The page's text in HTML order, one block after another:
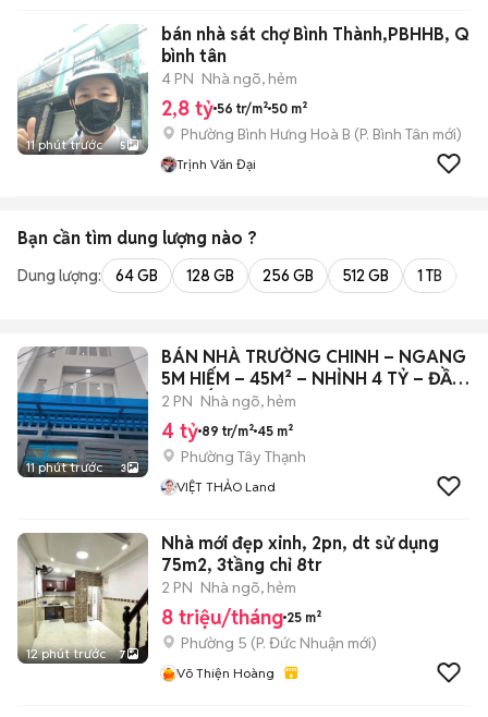
11 phút trước 5
bán nhà sát chợ Bình Thành,PBHHB, Q
bình tân
4 PN Nhà ngõ, hẻm
2,8 tỷ 56 tr/m² 50 m²
Phường Bình Hưng Hoà B (P. Bình Tân mới)
Trịnh Văn Đại
Bạn cần tìm dung lượng nào ?
Dung lượng: 64 GB 128 GB 256 GB 512 GB 1 TB
11 phút trước 3
BÁN NHÀ TRƯỜNG CHINH – NGANG
5M HIẾM – 45M² – NHỈNH 4 TỶ – ĐẦU
TƯ TỐT
2 PN Nhà ngõ, hẻm
4 tỷ 89 tr/m² 45 m²
Phường Tây Thạnh
VIỆT THẢO Land
12 phút trước 7
Nhà mới đẹp xinh, 2pn, dt sử dụng
75m2, 3tầng chỉ 8tr
2 PN Nhà ngõ, hẻm
8 triệu/tháng 25 m²
Phường 5 (P. Đức Nhuận mới)
Võ Thiện Hoàng